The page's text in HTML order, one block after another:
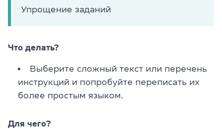
Упрощение заданий
Что делать?
Выберите сложный текст или перечень
инструкций и попробуйте переписать их
более простым языком.
Для чего?